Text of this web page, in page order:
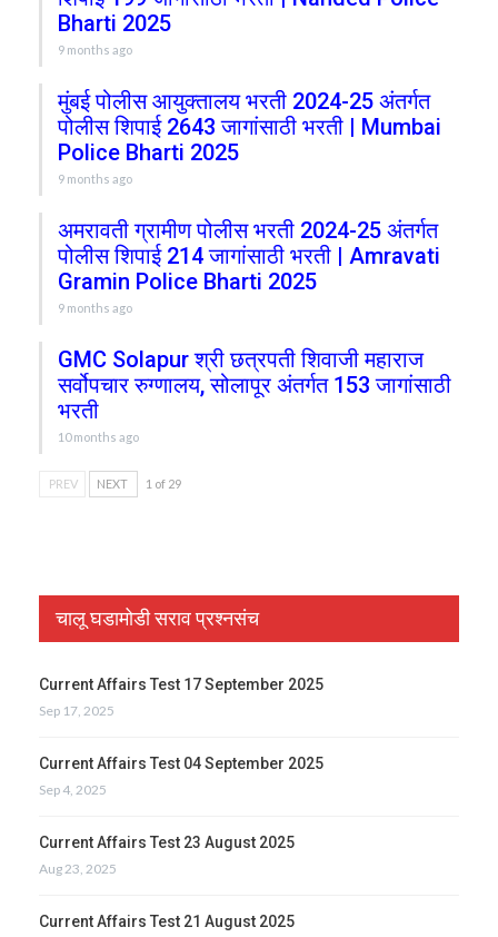
Bharti 2025
9 months ago
मुंबई पोलीस आयुक्तालय भरती 2024-25 अंतर्गत
पोलीस शिपाई 2643 जागांसाठी भरती | Mumbai
Police Bharti 2025
9 months ago
अमरावती ग्रामीण पोलीस भरती 2024-25 अंतर्गत
पोलीस शिपाई 214 जागांसाठी भरती | Amravati
Gramin Police Bharti 2025
9 months ago
GMC Solapur श्री छत्रपती शिवाजी महाराज
सर्वोपचार रुग्णालय, सोलापूर अंतर्गत 153 जागांसाठी
भरती
10 months ago
PREV NEXT 1 of 29
चालू घडामोडी सराव प्रश्नसंच
Current Affairs Test 17 September 2025
Sep 17, 2025
Current Affairs Test 04 September 2025
Sep 4, 2025
Current Affairs Test 23 August 2025
Aug 23, 2025
Current Affairs Test 21 August 2025